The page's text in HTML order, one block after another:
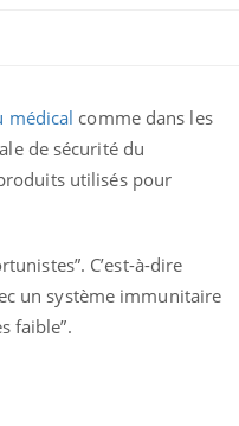
médical comme dans les
de sécurité du
utilisés pour
C’est-à-dire
un système immunitaire
faible”.